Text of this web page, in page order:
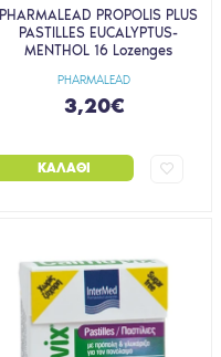
PHARMALEAD
PHARMALEAD PROPOLIS PLUS
PASTILLES EUCALYPTUS-
MENTHOL 16 Lozenges
3,20€
ΚΑΛΆΘΙ